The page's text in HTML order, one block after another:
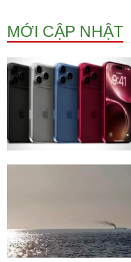
MỚI CẬP NHẬT